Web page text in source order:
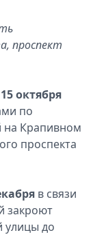
проспект
октября
по
Крапивном
проспекта
в связи
закроют
улицы до